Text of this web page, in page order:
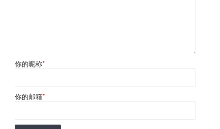
你的昵称*
你的邮箱*